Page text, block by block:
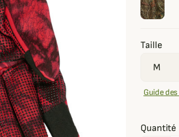
Taille
Guide
Quantité